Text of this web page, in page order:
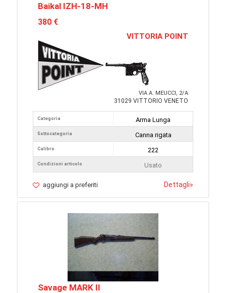
Baikal IZH-18-MH
380 €
VITTORIA POINT
VIA A. MEUCCI, 2/A
31029 VITTORIO VENETO
Categoria
Sottocategoria
Calibro
Condizioni articolo
Arma Lunga
Canna rigata
222
Usato
aggiungi a preferiti Dettagli»
Savage MARK II